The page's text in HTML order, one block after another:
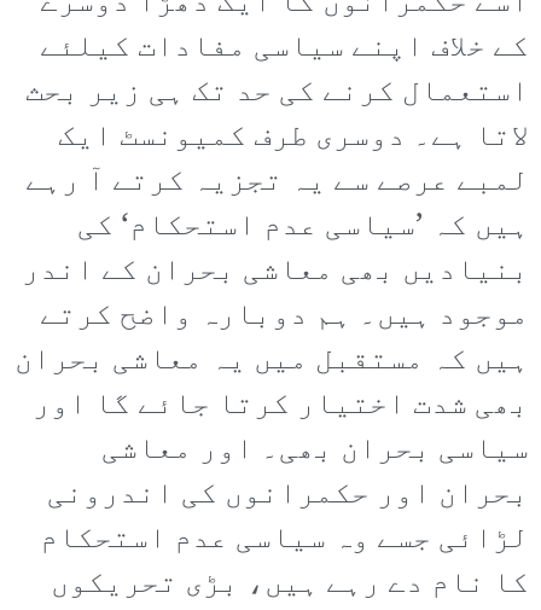
کے خلاف اپنے سیاسی مفادات کیلئے
استعمال کرنے کی حد تک ہی زیر بحث
لاتا ہے۔ دوسری طرف کمیونسٹ ایک
لمبے عرصے سے یہ تجزیہ کرتے آ رہے
ہیں کہ ’سیاسی عدم استحکام‘ کی
بنیادیں بھی معاشی بحران کے اندر
موجود ہیں۔ ہم دوبارہ واضح کرتے
ہیں کہ مستقبل میں یہ معاشی بحران
بھی شدت اختیار کرتا جائے گا اور
سیاسی بحران بھی۔ اور معاشی
بحران اور حکمرانوں کی اندرونی
لڑائی جسے وہ سیاسی عدم استحکام
کا نام دے رہے ہیں، بڑی تحریکوں